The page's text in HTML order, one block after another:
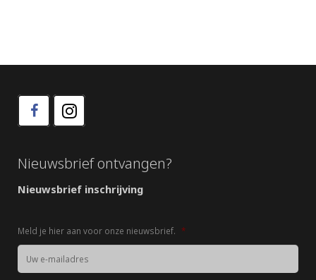
Nieuwsbrief ontvangen?
Nieuwsbrief inschrijving
Meld je hier aan voor onze nieuwsbrief. *